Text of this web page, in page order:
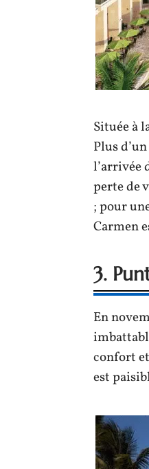
Située à
Plus
l’arrivée
perte de
; pour
Carmen
3.
En
confort
est